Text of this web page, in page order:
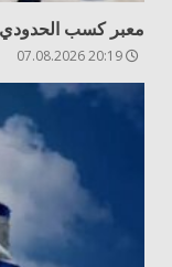
معبر كسب الحدودي